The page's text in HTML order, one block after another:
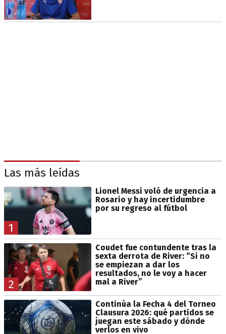
Las más leídas
1
Lionel Messi voló de urgencia a
Rosario y hay incertidumbre
por su regreso al fútbol
2
Coudet fue contundente tras la
sexta derrota de River: “Si no
se empiezan a dar los
resultados, no le voy a hacer
mal a River”
Continúa la Fecha 4 del Torneo
Clausura 2026: qué partidos se
juegan este sábado y dónde
verlos en vivo